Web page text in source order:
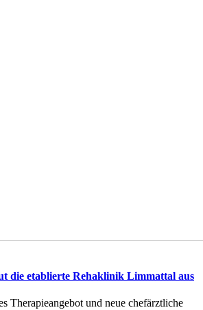
die etablierte Rehaklinik Limmattal aus
Therapieangebot und neue chefärztliche